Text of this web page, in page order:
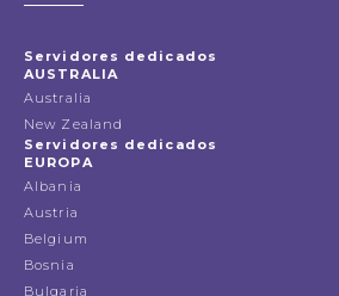
Servidores dedicados
AUSTRALIA
Australia
New Zealand
Servidores dedicados
EUROPA
Albania
Austria
Belgium
Bosnia
Bulgaria